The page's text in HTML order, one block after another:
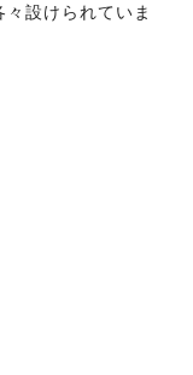
設けられていま